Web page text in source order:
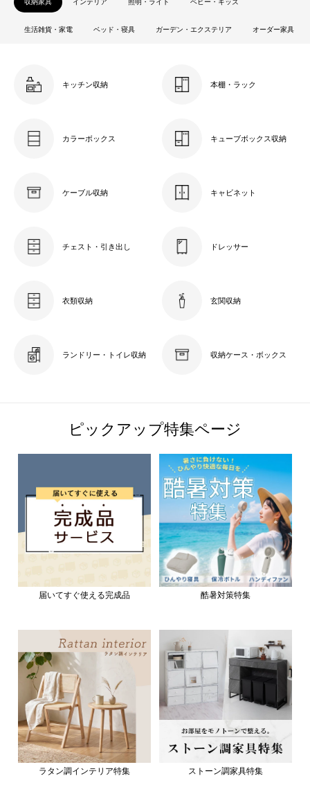
収納家具 インテリア 照明・ライト ベビー・キッズ
生活雑貨・家電 ベッド・寝具 ガーデン・エクステリア オーダー家具
キッチン収納 本棚・ラック
カラーボックス キューブボックス収納
ケーブル収納 キャビネット
チェスト・引き出し ドレッサー
衣類収納 玄関収納
ランドリー・トイレ収納 収納ケース・ボックス
ピックアップ特集ページ
届いてすぐ使える完成品 酷暑対策特集
ラタン調インテリア特集 ストーン調家具特集